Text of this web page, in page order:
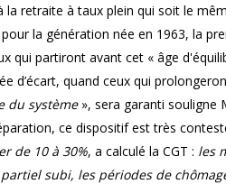
la retraite à taux plein qui soit le
la génération née en 1963, la
qui partiront avant cet « âge
d’écart, quand ceux qui
du système », sera garanti souligne
ce dispositif est très
de 10 à 30%, a calculé la CGT : les
subi, les périodes de